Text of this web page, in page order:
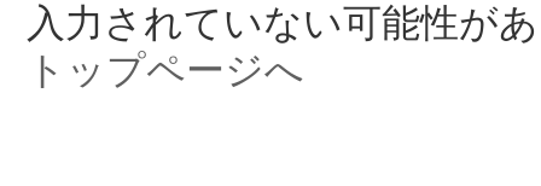
入力されていない可能性が
トップページへ